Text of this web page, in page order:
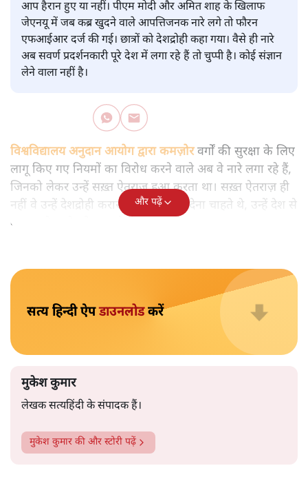
क्यों
विश्लेषण| मुकेश कुमार | 29 JAN, 2026
आप हैरान हुए या नहीं। पीएम मोदी और अमित शाह के खिलाफ
जेएनयू में जब कब्र खुदने वाले आपत्तिजनक नारे लगे तो फौरन
अब सवर्ण प्रदर्शनकारी पूरे देश में लगा रहे हैं तो चुप्पी है। कोई संज्ञान
लेने वाला नहीं है।